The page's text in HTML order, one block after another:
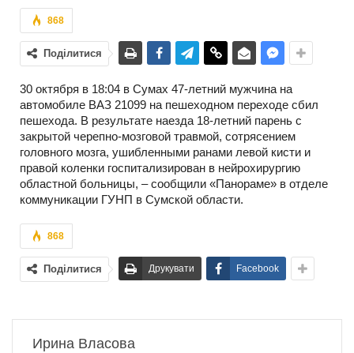
868
Поділитися
30 октября в 18:04 в Сумах 47-летний мужчина на
автомобиле ВАЗ 21099 на пешеходном переходе сбил
пешехода. В результате наезда 18-летний парень с
закрытой черепно-мозговой травмой, сотрясением
головного мозга, ушибленными ранами левой кисти и
правой коленки госпитализирован в нейрохирургию
областной больницы, – сообщили «Панораме» в отделе
коммуникации ГУНП в Сумской области.
868
Поділитися Друкувати Facebook
Ирина Власова